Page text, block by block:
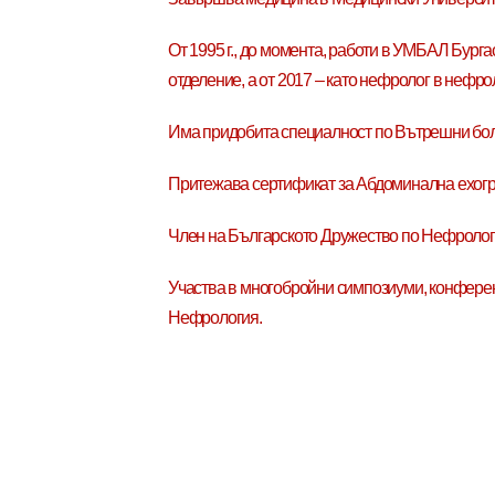
От 1995 г., до момента, работи в УМБАЛ
отделение, а от 2017 – като нефролог в
Има придобита специалност по Вътрешни
Притежава сертификат за Абдоминална
Член на Българското Дружество по
Участва в многобройни симпозиуми,
Нефрология.